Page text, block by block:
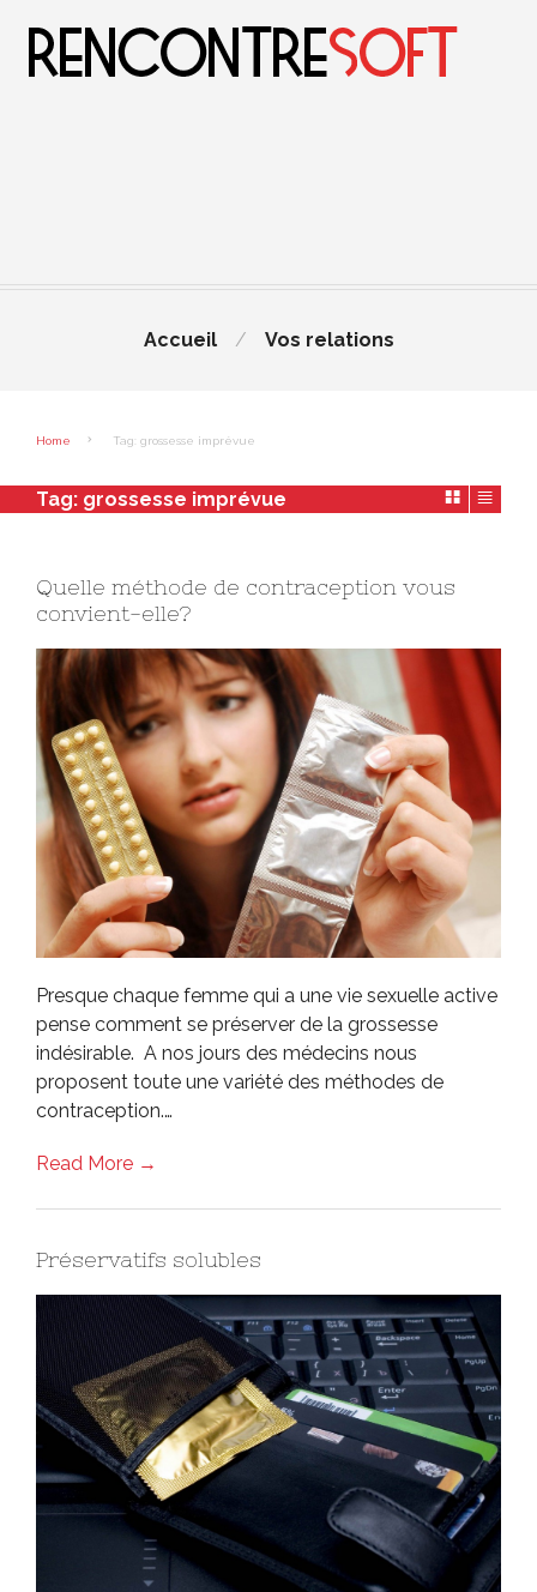
Accueil Vos relations
Home Tag: grossesse imprévue
Tag: grossesse imprévue
Quelle méthode de contraception vous
convient-elle?
Presque chaque femme qui a une vie sexuelle active
pense comment se préserver de la grossesse
indésirable. A nos jours des médecins nous
proposent toute une variété des méthodes de
contraception.…
Read More →
Préservatifs solubles